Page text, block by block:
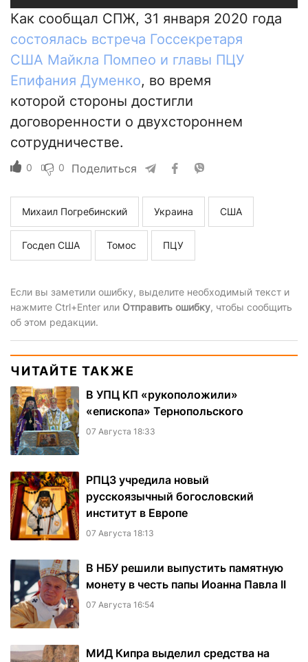
Как сообщал СПЖ, 31 января 2020 года
состоялась встреча Госсекретаря
США Майкла Помпео и главы ПЦУ
Епифания Думенко, во время
которой стороны достигли
договоренности о двухстороннем
сотрудничестве.
0 0 Поделиться
Михаил Погребинский Украина США
Госдеп США Томос ПЦУ
Если вы заметили ошибку, выделите необходимый текст и
нажмите Ctrl+Enter или Отправить ошибку, чтобы сообщить
об этом редакции.
ЧИТАЙТЕ ТАКЖЕ
В УПЦ КП «рукоположили»
«епископа» Тернопольского
07 Августа 18:33
РПЦЗ учредила новый
русскоязычный богословский
институт в Европе
07 Августа 18:13
В НБУ решили выпустить памятную
монету в честь папы Иоанна Павла II
07 Августа 16:54
МИД Кипра выделил средства на